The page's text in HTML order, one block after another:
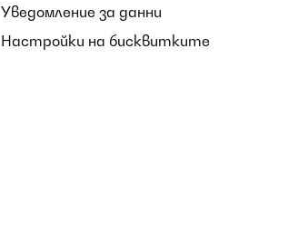
Уведомление за данни
Настройки на бисквитките